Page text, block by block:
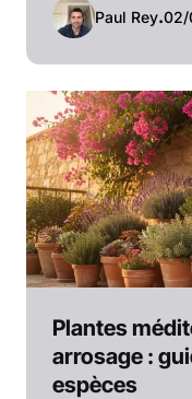
Paul Rey.02/
Plantes
arrosage :
espèces